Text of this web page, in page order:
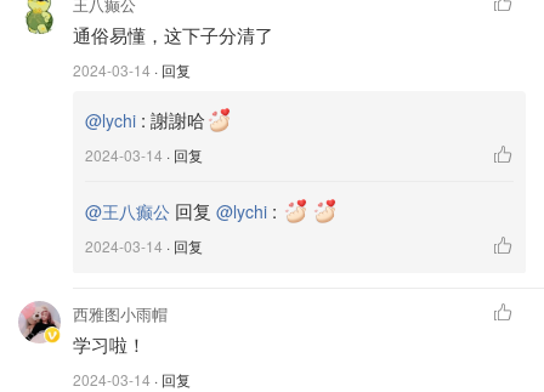
網圖、版權屬於原作者
讓我再細說一二：
通俗易懂，这下子分清了
2024-03-14 · 回复
@lychi : 謝謝哈
2024-03-14 · 回复
@王八癫公 回复 @lychi :
2024-03-14 · 回复
西雅图小雨帽
学习啦！
2024-03-14 · 回复